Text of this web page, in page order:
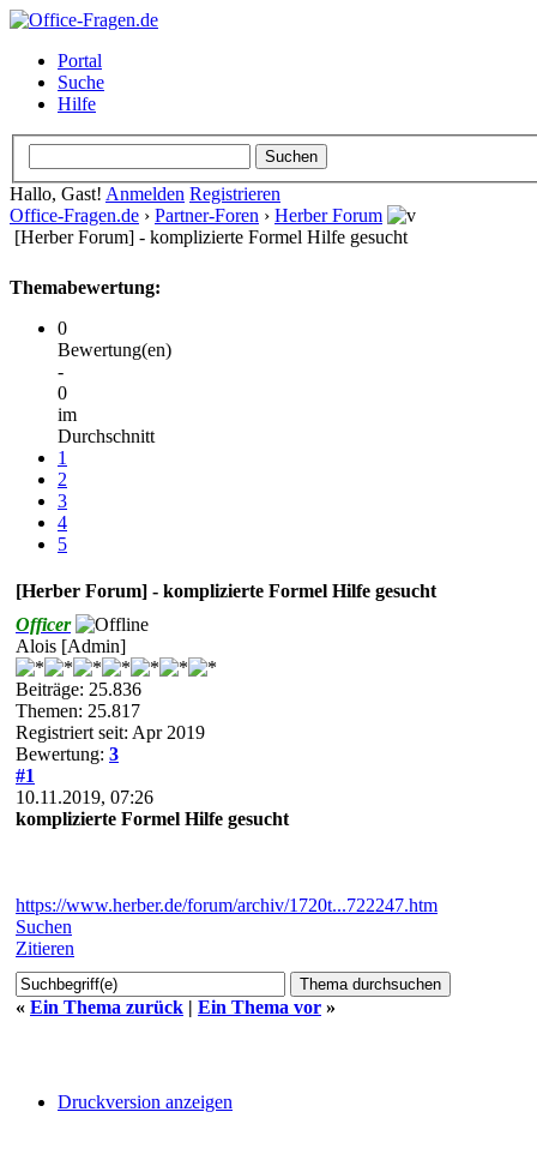
Portal
Suche
Hilfe
Hallo, Gast! Anmelden Registrieren
Office-Fragen.de › Partner-Foren › Herber Forum
[Herber Forum] - komplizierte Formel Hilfe gesucht
Themabewertung:
0
Bewertung(en)
-
0
im
Durchschnitt
1
2
3
4
5
[Herber Forum] - komplizierte Formel Hilfe gesucht
Officer
Alois [Admin]
Beiträge: 25.836
Themen: 25.817
Registriert seit: Apr 2019
Bewertung: 3
#1
10.11.2019, 07:26
komplizierte Formel Hilfe gesucht
https://www.herber.de/forum/archiv/1720t...722247.htm
Suchen
Zitieren
« Ein Thema zurück | Ein Thema vor »
Druckversion anzeigen